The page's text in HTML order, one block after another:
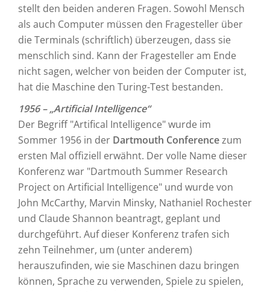
stellt den beiden anderen Fragen. Sowohl Mensch
als auch Computer müssen den Fragesteller über
die Terminals (schriftlich) überzeugen, dass sie
menschlich sind. Kann der Fragesteller am Ende
nicht sagen, welcher von beiden der Computer ist,
hat die Maschine den Turing-Test bestanden.
1956 – „Artificial Intelligence“
Der Begriff "Artifical Intelligence" wurde im
Sommer 1956 in der Dartmouth Conferencezum
ersten Mal offiziell erwähnt. Der volle Name dieser
Konferenz war "Dartmouth Summer Research
Project on Artificial Intelligence" und wurde von
John McCarthy, Marvin Minsky, Nathaniel Rochester
und Claude Shannon beantragt, geplant und
durchgeführt. Auf dieser Konferenz trafen sich
zehn Teilnehmer, um (unter anderem)
herauszufinden, wie sie Maschinen dazu bringen
können, Sprache zu verwenden, Spiele zu spielen,